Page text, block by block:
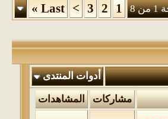
1
2
3
>
Last
»
أدوات المنتدى
مشاركات المشاهدات